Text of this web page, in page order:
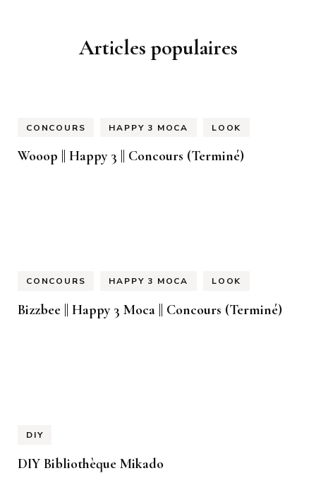
Articles populaires
CONCOURS HAPPY 3 MOCA LOOK
Wooop || Happy 3 || Concours (Terminé)
CONCOURS HAPPY 3 MOCA LOOK
Bizzbee || Happy 3 Moca || Concours (Terminé)
DIY
DIY Bibliothèque Mikado